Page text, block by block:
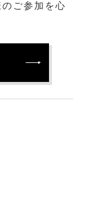
ご参加を心